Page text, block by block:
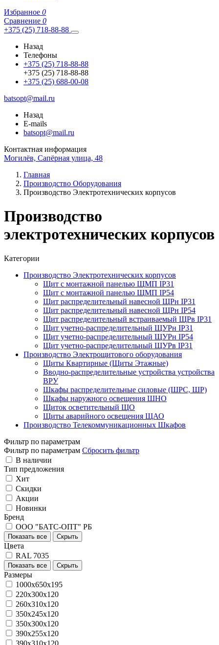
Избранное 0
Сравнение 0
+375 (25) 718-88-88
Назад
Телефоны
+375 (25) 718-88-88
+375 (25) 718-88-88
+375 (25) 688-00-08
batsopt@mail.ru
Назад
E-mails
batsopt@mail.ru
Контактная информация
Могилёв, Сапёрная улица, 48
Главная
Производство Оборудования
Производство Электротехнических корпусов
Производство
электротехнических корпусов
Категории
Производство Электротехнических корпусов
Щит с монтажной панелью ЩМП IP31
Щит с монтажной панелью ЩМП IP54
Щит распределительный навесной ЩРн IP31
Щит распределительный навесной ЩРн IP54
Щит распределительный встраиваемый ЩРв IP31
Щит учетно-распределительный ЩУРн IP31
Щит учетно-распределительный ЩУРн IP54
Щит учетно-распределительный ЩУРв IP31
Производство Электрощитового оборудования
Щиты Квартирные (Щиты Этажные)
Вводно-распределительные устройства устройства
ВРУ
Шкафы распределительные силовые (ШРС, ШР)
Шкафы наружного освещения ШНО
Щиток осветительный ЩО
Щиты аварийного освещения ЩАО
Производство Телекоммуникационных Шкафов
Фильтр по параметрам
Фильтр по параметрам Сбросить фильтр
В наличии
Тип предложения
Хит
Скидки
Акции
Новинки
Бренд
ООО "БАТС-ОПТ" РБ
Показать все Скрыть
Цвета
RAL 7035
Показать все Скрыть
Размеры
1000х650х195
220х300х120
260х310х120
350х245х120
350х300х120
390х255х120
390х310х120